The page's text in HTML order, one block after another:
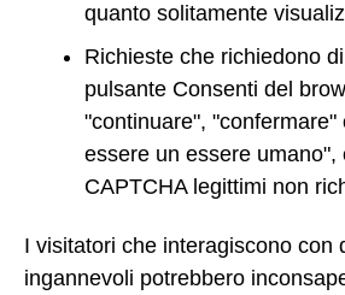
quanto solitamente
Richieste che richiedono
pulsante Consenti del
"continuare", "confermare"
essere un essere umano",
CAPTCHA legittimi non
I visitatori che interagiscono con
ingannevoli potrebbero